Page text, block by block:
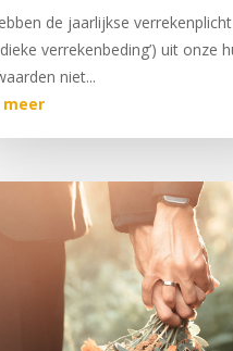
de jaarlijkse
verrekenbeding’) uit onze
niet...
meer